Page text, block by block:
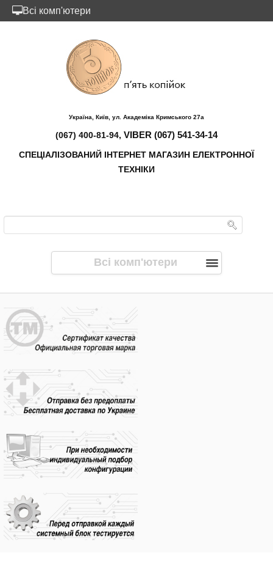
Україна, Київ, ул. Академіка Кримського 27а
(067) 400-81-94, VIBER (067) 541-34-14
СПЕЦІАЛІЗОВАНИЙ ІНТЕРНЕТ МАГАЗИН ЕЛЕКТРОННОЇ
ТЕХНІКИ
Всі комп'ютери
Всі комп'ютери